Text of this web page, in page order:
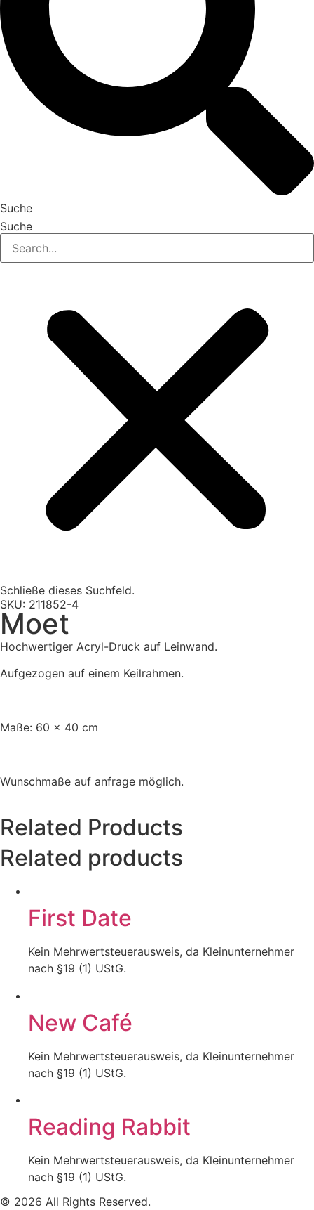
Suche
Suche
Schließe dieses Suchfeld.
SKU: 211852-4
Moet
Hochwertiger Acryl-Druck auf Leinwand.
Aufgezogen auf einem Keilrahmen.
Maße: 60 x 40 cm
Wunschmaße auf anfrage möglich.
Related Products
Related products
First Date
Kein Mehrwertsteuerausweis, da Kleinunternehmer
nach §19 (1) UStG.
New Café
Kein Mehrwertsteuerausweis, da Kleinunternehmer
nach §19 (1) UStG.
Reading Rabbit
Kein Mehrwertsteuerausweis, da Kleinunternehmer
nach §19 (1) UStG.
© 2026 All Rights Reserved.